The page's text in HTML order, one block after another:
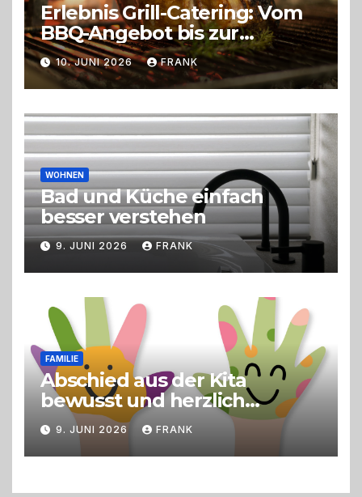
Erlebnis Grill-Catering: Vom
BBQ-Angebot bis zur
perfekten Eventorganisation
Trend zu Outdoor-Events,
Erlebnisgastronomie und
Live-Cooking
10. JUNI 2026 FRANK
WOHNEN
Bad und Küche einfach
besser verstehen
9. JUNI 2026 FRANK
FAMILIE
Abschied aus der Kita
bewusst und herzlich
gestalten
9. JUNI 2026 FRANK